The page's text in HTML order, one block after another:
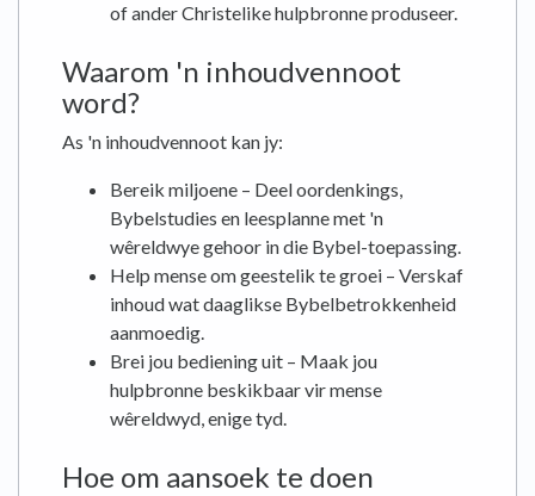
of ander Christelike hulpbronne produseer.
Waarom 'n inhoudvennoot
word?
As 'n inhoudvennoot kan jy:
Bereik miljoene – Deel oordenkings,
Bybelstudies en leesplanne met 'n
wêreldwye gehoor in die Bybel-toepassing.
Help mense om geestelik te groei – Verskaf
inhoud wat daaglikse Bybelbetrokkenheid
aanmoedig.
Brei jou bediening uit – Maak jou
hulpbronne beskikbaar vir mense
wêreldwyd, enige tyd.
Hoe om aansoek te doen